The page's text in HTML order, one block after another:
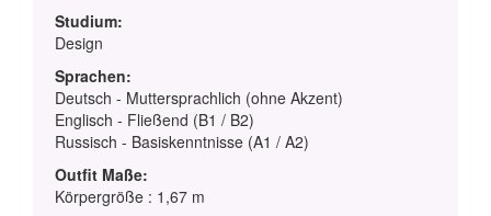
Studium:
Design
Sprachen:
Deutsch - Muttersprachlich (ohne Akzent)
Englisch - Fließend (B1 / B2)
Russisch - Basiskenntnisse (A1 / A2)
Outfit Maße:
Körpergröße : 1,67 m